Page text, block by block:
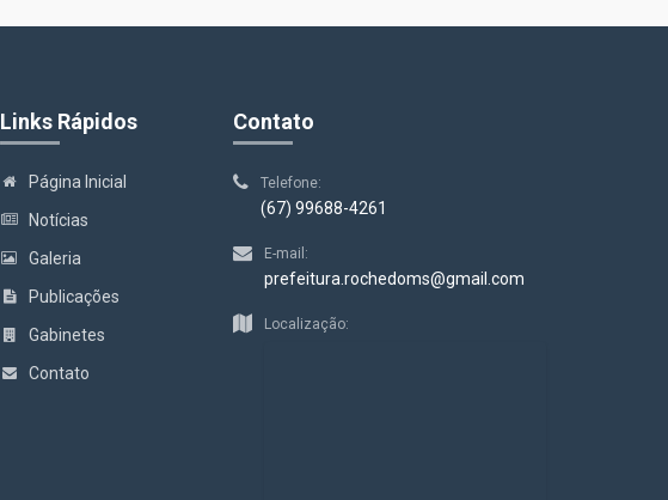
Links Rápidos
Página Inicial
Notícias
Galeria
Publicações
Gabinetes
Contato
Contato
Telefone:
(67) 99688-4261
E-mail:
prefeitura.rochedoms@gmail.com
Localização: